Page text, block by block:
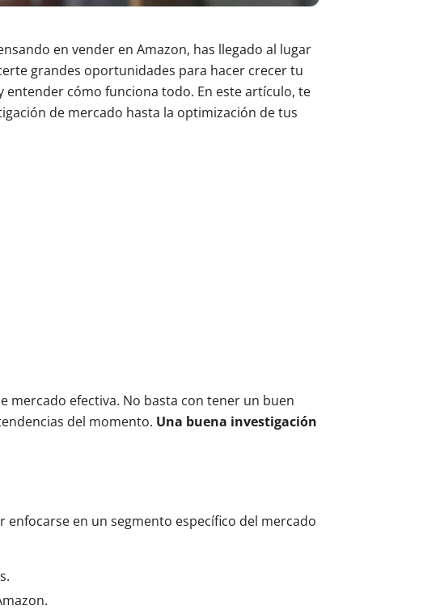
en vender en Amazon, has llegado al lugar
grandes oportunidades para hacer crecer tu
entender cómo funciona todo. En este artículo, te
de mercado hasta la optimización de tus
mercado efectiva. No basta con tener un buen
del momento. Una buena investigación
en un segmento específico del mercado